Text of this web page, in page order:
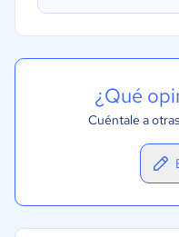
¿Qué
Cuéntale a